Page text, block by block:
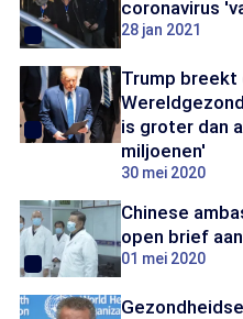
coronavirus
28 jan 2021
Trump
is groter dan
miljoenen'
30 mei 2020
Chinese
open brief
01 mei 2020